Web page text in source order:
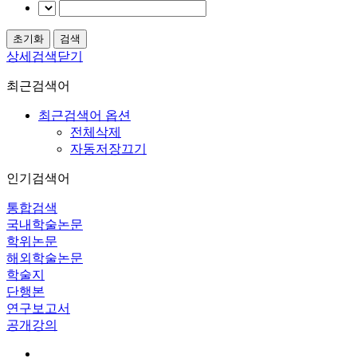
상세검색닫기
최근검색어
최근검색어 옵션
전체삭제
자동저장끄기
인기검색어
통합검색
국내학술논문
학위논문
해외학술논문
학술지
단행본
연구보고서
공개강의